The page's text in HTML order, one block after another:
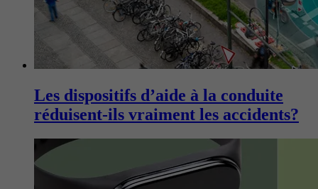
Les dispositifs d’aide à la conduite
réduisent-ils vraiment les accidents?